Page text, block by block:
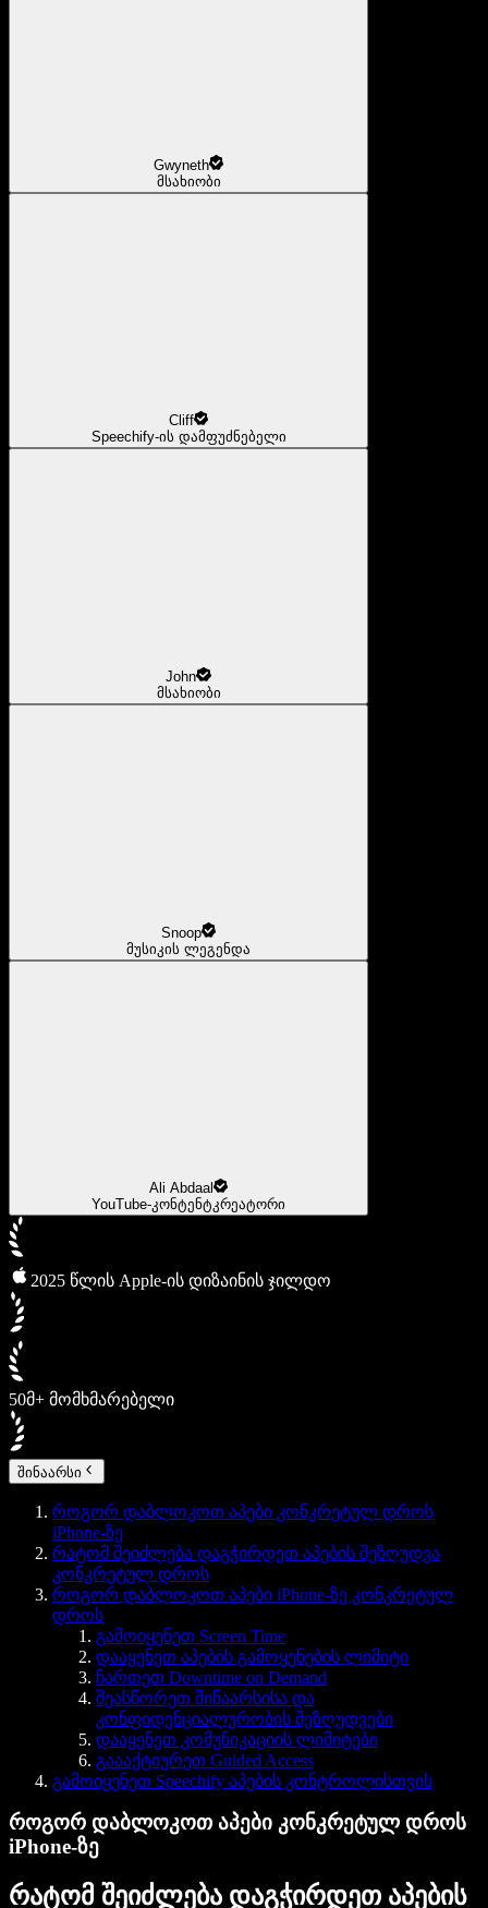
Gwyneth
მსახიობი
Cliff
Speechify-ის დამფუძნებელი
John
მსახიობი
Snoop
მუსიკის ლეგენდა
Ali Abdaal
YouTube-კონტენტკრეატორი
2025 წლის Apple-ის დიზაინის ჯილდო
50მ+ მომხმარებელი
შინაარსი
როგორ დაბლოკოთ აპები კონკრეტულ დროს
iPhone-ზე
რატომ შეიძლება დაგჭირდეთ აპების შეზღუდვა
კონკრეტულ დროს
როგორ დაბლოკოთ აპები iPhone-ზე კონკრეტულ
დროს
გამოიყენეთ Screen Time
დააყენეთ აპების გამოყენების ლიმიტი
ჩართეთ Downtime on Demand
შეასწორეთ შინაარსისა და
კონფიდენციალურობის შეზღუდვები
დააყენეთ კომუნიკაციის ლიმიტები
გაააქტიურეთ Guided Access
გამოიყენეთ Speechify აპების კონტროლისთვის
როგორ დაბლოკოთ აპები კონკრეტულ დროს
iPhone-ზე
რატომ შეიძლება დაგჭირდეთ აპების